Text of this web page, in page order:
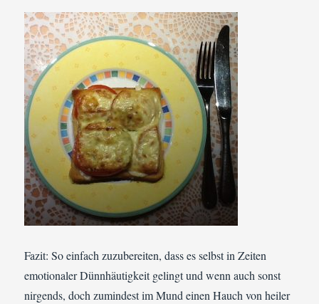
Fazit: So einfach zuzubereiten, dass es selbst in Zeiten
emotionaler Dünnhäutigkeit gelingt und wenn auch sonst
nirgends, doch zumindest im Mund einen Hauch von heiler